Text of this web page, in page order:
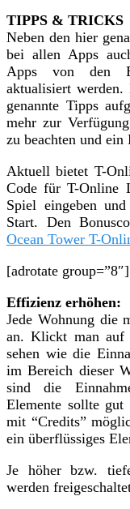
TIPPS & TRICKS
Neben den hier
bei allen Apps
Apps von den
aktualisiert
genannte Tipps
mehr zur
zu beachten und ein
Aktuell bietet T-
Code für T-Online
Spiel eingeben
Start. Den
Ocean Tower T-
[adrotate group=”8″]
Effizienz erhöhen:
Jede Wohnung die
an. Klickt man auf
sehen wie die
im Bereich dieser
sind die
Elemente sollte gut
mit “Credits”
ein überflüssiges
Je höher bzw.
werden